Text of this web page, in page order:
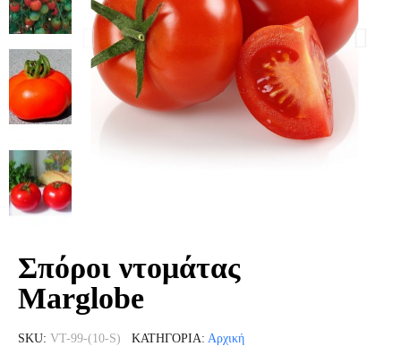
Σπόροι ντομάτας
Marglobe
SKU VT-99-(10-S) ΚΑΤΗΓΟΡΊΑ Αρχική